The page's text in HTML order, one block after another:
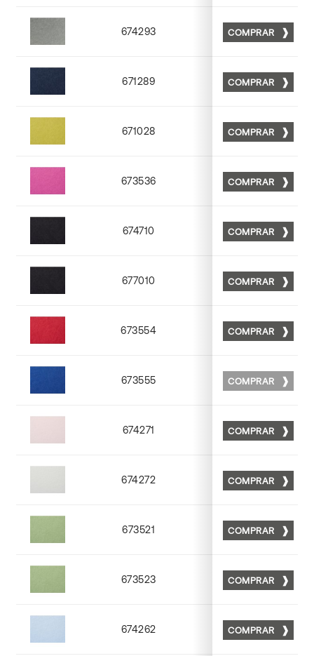
674293
Matt 93
COMPRAR
671289
Matt 89
COMPRAR
671028
Matt 28
COMPRAR
673536
Matt 36
COMPRAR
674710
Matt 10
COMPRAR
677010
Matt 10
COMPRAR
673554
Matt 54
COMPRAR
673555
Matt 55
COMPRAR
674271
Matt 71
COMPRAR
674272
Matt 72
COMPRAR
673521
Matt 21
COMPRAR
673523
Matt 23
COMPRAR
674262
Matt 62
COMPRAR